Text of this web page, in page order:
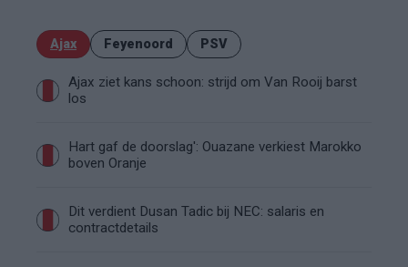
Ajax Feyenoord PSV
Ajax ziet kans schoon: strijd om Van Rooij barst
los
Hart gaf de doorslag': Ouazane verkiest Marokko
boven Oranje
Dit verdient Dusan Tadic bij NEC: salaris en
contractdetails